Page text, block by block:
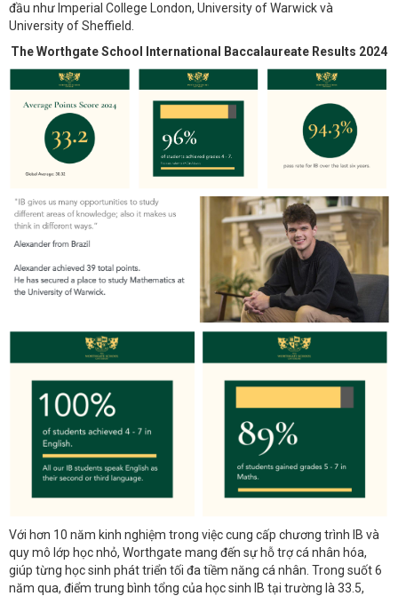
đầu như Imperial College London, University of Warwick và
University of Sheffield.
The Worthgate School International Baccalaureate Results 2024
Với hơn 10 năm kinh nghiệm trong việc cung cấp chương trình IB và
quy mô lớp học nhỏ, Worthgate mang đến sự hỗ trợ cá nhân hóa,
giúp từng học sinh phát triển tối đa tiềm năng cá nhân. Trong suốt 6
năm qua, điểm trung bình tổng của học sinh IB tại trường là 33.5,